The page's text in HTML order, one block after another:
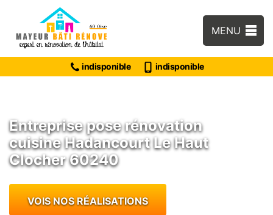
MENU
indisponible indisponible
Entreprise pose rénovation
cuisine Hadancourt Le Haut
Clocher 60240
VOIS NOS RÉALISATIONS